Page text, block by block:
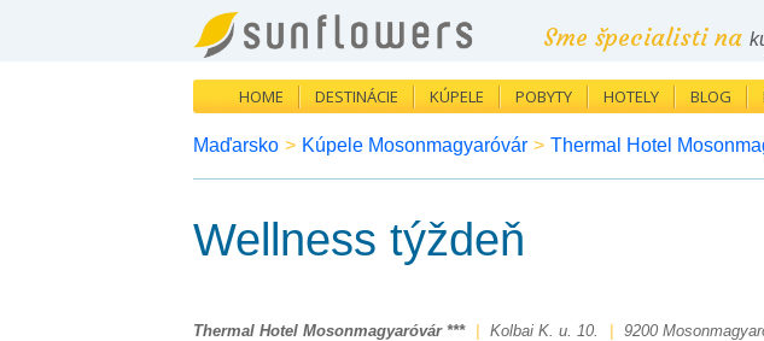
Sme špecialisti na
HOME DESTINÁCIE KÚPELE POBYTY HOTELY BLOG
Maďarsko > Kúpele Mosonmagyaróvár > Thermal Hotel
Wellness týždeň
Thermal Hotel Mosonmagyaróvár *** Kolbai K. u. 10. 9200